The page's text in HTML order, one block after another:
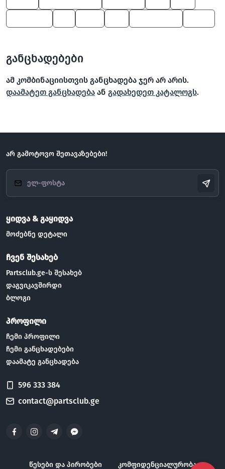
განცხადებები
ამ კომბინაციისთვის განცხადება ჯერ არ არის.
დაამატეთ განცხადება ან გადახედეთ კატალოგს.
არ გამოტოვო შეთავაზებები!
ყიდვა & გაყიდვა
მოძებნე დეტალი
ჩვენ შესახებ
Partsclub.ge-ს შესახებ
დაგვიკავშირდი
ბლოგი
პროფილი
ჩემი პროფილი
ჩემი განცხადებები
დაამატე განცხადება
596 333 384
contact@partsclub.ge
წესები და პირობები კომფიდენციალურობა